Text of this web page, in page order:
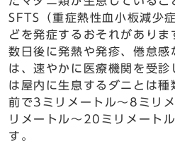
SFTS（重症熱性血小板減少
どを発症するおそれがありま
数日後に発熱や発疹、倦怠
は、速やかに医療機関を受診
は屋内に生息するダニとは種
前で3ミリメートル～8ミリ
リメートル～20ミリメート
す。